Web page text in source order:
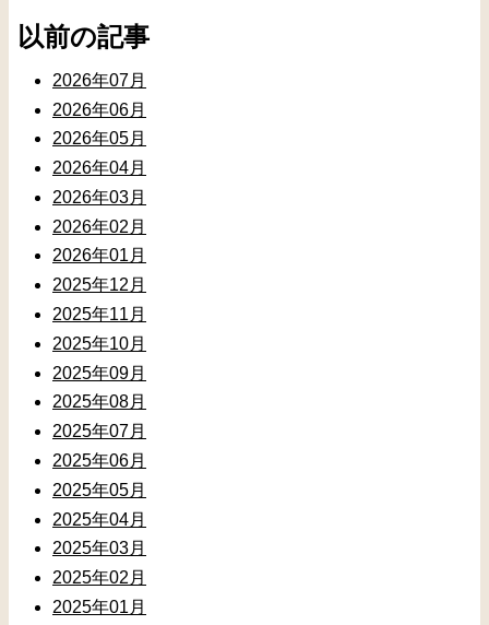
以前の記事
2026年07月
2026年06月
2026年05月
2026年04月
2026年03月
2026年02月
2026年01月
2025年12月
2025年11月
2025年10月
2025年09月
2025年08月
2025年07月
2025年06月
2025年05月
2025年04月
2025年03月
2025年02月
2025年01月